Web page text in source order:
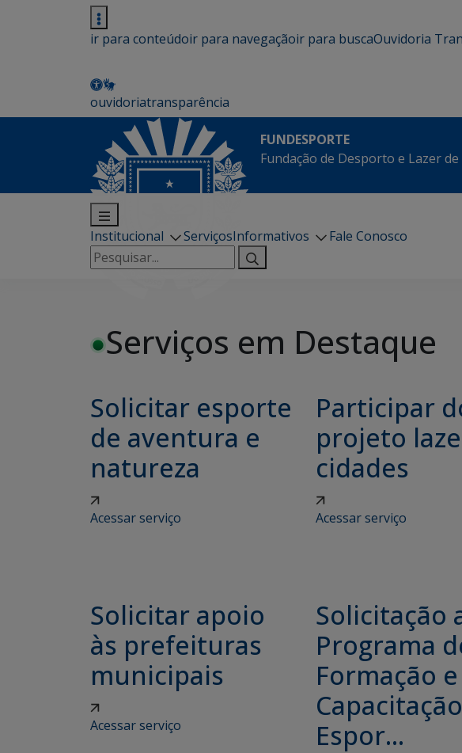
ir para conteúdoir para navegaçãoir para buscaOuvidoria
ouvidoriatransparência
FUNDESPORTE
Fundação de Desporto e Lazer
Institucional ServiçosInformativos
Fale Conosco
Pesquisar
por:
Serviços em Destaque
Solicitar esporte
de aventura e
natureza
Acessar serviço
Participar
projeto
cidades
Acessar serviço
Solicitar apoio
às prefeituras
municipais
Acessar serviço
Solicitação
Programa
Formação e
Capacitação
Espor...